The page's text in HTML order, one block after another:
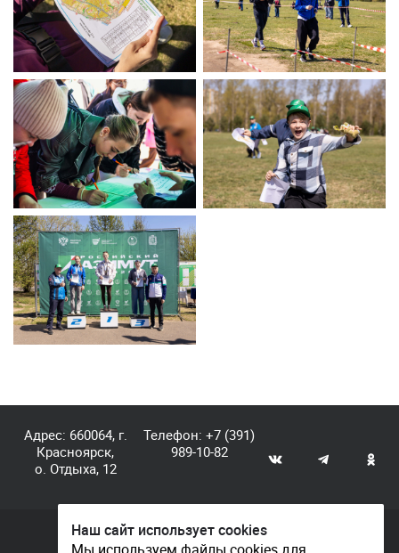
Адрес: 660064, г.
Красноярск,
о. Отдыха, 12
Телефон:+7 (391)
989-10-82
© КГАУ «Центр спортивной подготовки», 2026
Наш сайт использует cookies